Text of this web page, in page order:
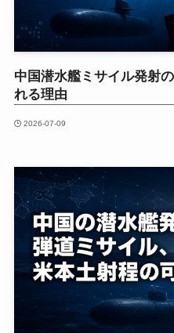
中国潜水艦ミサイル発射
れる理由
2026-07-09